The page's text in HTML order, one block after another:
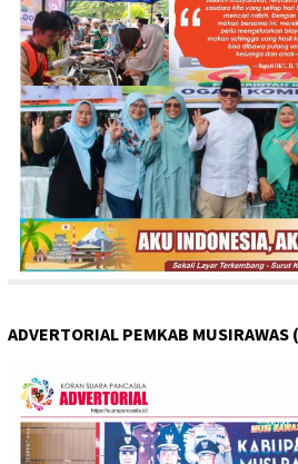
ADVERTORIAL PEMKAB MUSIRAWAS